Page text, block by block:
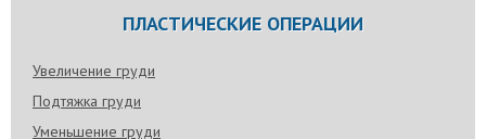
ПЛАСТИЧЕСКИЕ ОПЕРАЦИИ
Увеличение груди
Подтяжка груди
Уменьшение груди